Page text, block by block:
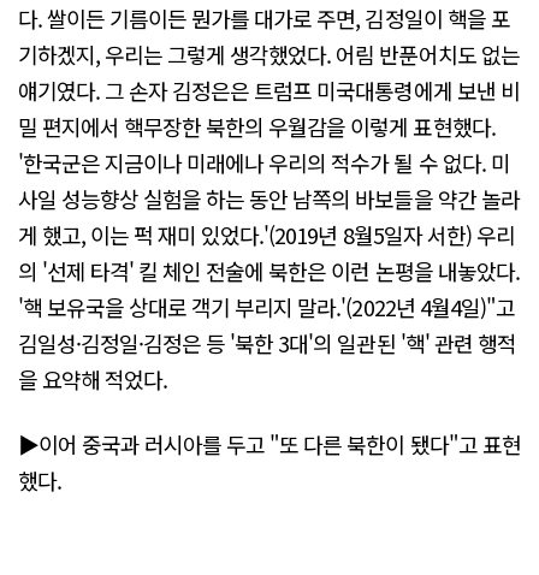
다. 쌀이든 기름이든 뭔가를 대가로 주면, 김정일이 핵을 포
기하겠지, 우리는 그렇게 생각했었다. 어림 반푼어치도 없는
얘기였다. 그 손자 김정은은 트럼프 미국대통령에게 보낸 비
밀 편지에서 핵무장한 북한의 우월감을 이렇게 표현했다.
'한국군은 지금이나 미래에나 우리의 적수가 될 수 없다. 미
사일 성능향상 실험을 하는 동안 남쪽의 바보들을 약간 놀라
게 했고, 이는 퍽 재미 있었다.'(2019년 8월5일자 서한) 우리
의 '선제 타격' 킬 체인 전술에 북한은 이런 논평을 내놓았다.
'핵 보유국을 상대로 객기 부리지 말라.'(2022년 4월4일)"고
김일성·김정일·김정은 등 '북한 3대'의 일관된 '핵' 관련 행적
을 요약해 적었다.
▶이어 중국과 러시아를 두고 "또 다른 북한이 됐다"고 표현
했다.